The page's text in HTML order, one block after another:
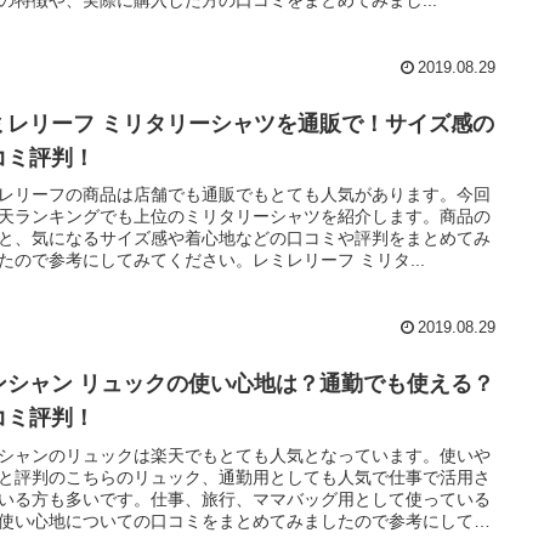
2019.08.29
レリーフ ミリタリーシャツを通販で！サイズ感の
ミ評判！
リーフの商品は店舗でも通販でもとても人気があります。今回
ランキングでも上位のミリタリーシャツを紹介します。商品の
、気になるサイズ感や着心地などの口コミや評判をまとめてみ
ので参考にしてみてください。レミレリーフ ミリタ...
2019.08.29
シャン リュックの使い心地は？通勤でも使える？
ミ評判！
ャンのリュックは楽天でもとても人気となっています。使いや
評判のこちらのリュック、通勤用としても人気で仕事で活用さ
る方も多いです。仕事、旅行、ママバッグ用として使っている
い心地についての口コミをまとめてみましたので参考にしてみ